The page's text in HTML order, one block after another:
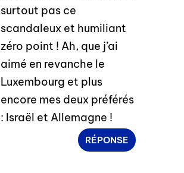
surtout pas ce
scandaleux et humiliant
zéro point ! Ah, que j’ai
aimé en revanche le
Luxembourg et plus
encore mes deux préférés
: Israël et Allemagne !
RÉPONSE